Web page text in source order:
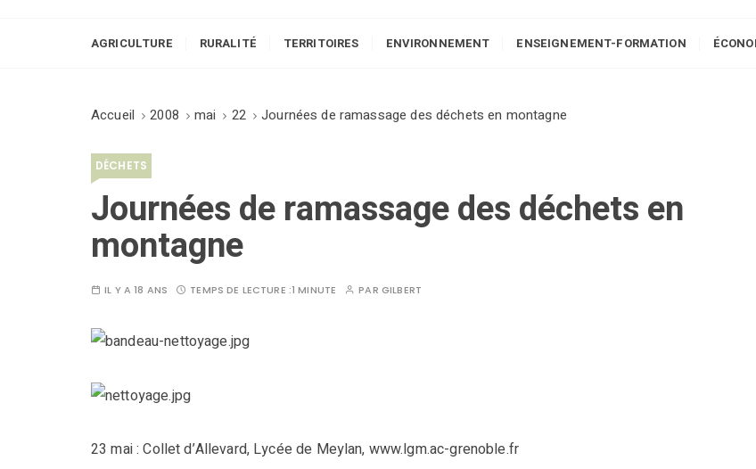
AGRICULTURE RURALITÉ TERRITOIRES ENVIRONNEMENT ENSEIGNEMENT-FORMATION
Accueil 2008 mai 22 Journées de ramassage des déchets en montagne
DÉCHETS
Journées de ramassage des déchets en
montagne
IL Y A 18 ANS TEMPS DE LECTURE :1 MINUTE PAR GILBERT
23 mai : Collet d’Allevard, Lycée de Meylan, www.lgm.ac-grenoble.fr